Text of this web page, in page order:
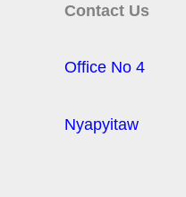
Contact Us
Office No 4
Nyapyitaw